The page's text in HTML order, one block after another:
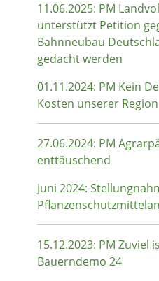
11.06.2025: PM
unterstützt Petition
Bahnneubau
gedacht werden
01.11.2024: PM Kein
Kosten unserer Region
27.06.2024: PM
enttäuschend
Juni 2024:
15.12.2023: PM Zuviel
Bauerndemo 24